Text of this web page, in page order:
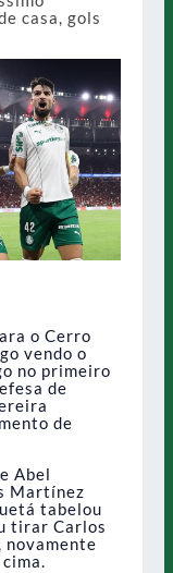
casa, gols
o Cerro
vendo o
no primeiro
de
de
Abel
Martínez
tabelou
tirar Carlos
novamente